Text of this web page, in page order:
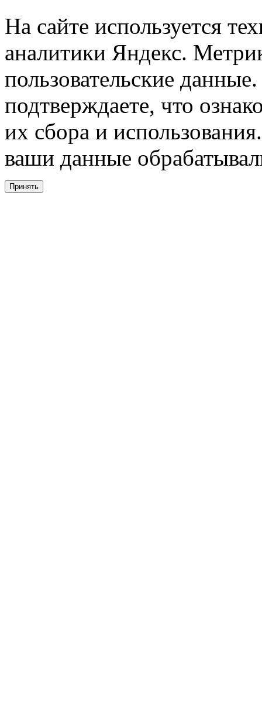
На сайте используется
аналитики Яндекс.
пользовательские
подтверждаете, что
их сбора и
ваши данные
Принять